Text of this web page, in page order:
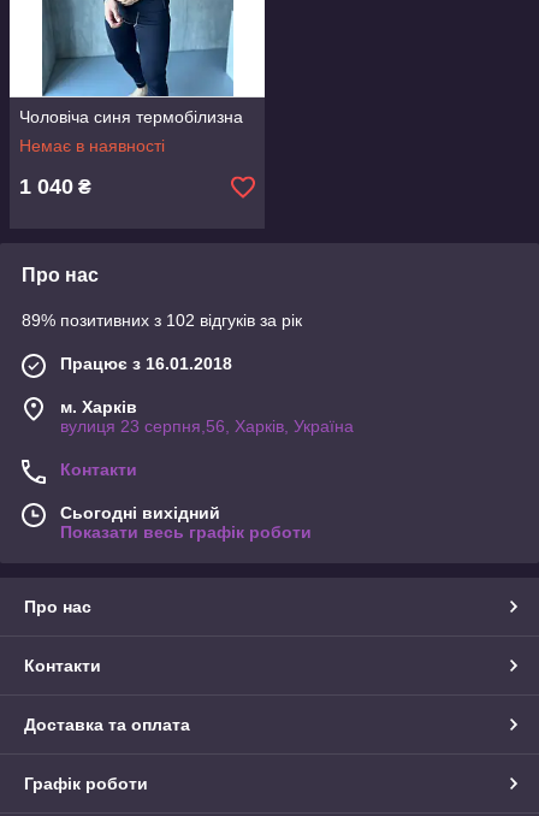
Чоловіча синя термобілизна
Немає в наявності
1 040 ₴
Про нас
89% позитивних з 102 відгуків за рік
Працює з 16.01.2018
м. Харків
вулиця 23 серпня,56, Харків, Україна
Контакти
Сьогодні вихідний
Показати весь графік роботи
Про нас
Контакти
Доставка та оплата
Графік роботи